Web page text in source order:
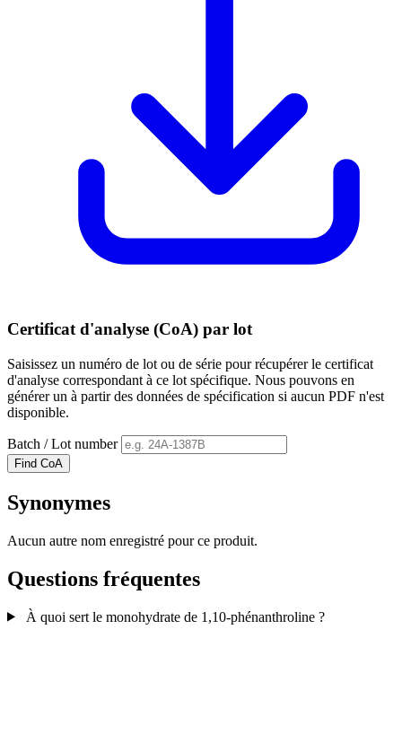
Certificat d'analyse (CoA) par lot
Saisissez un numéro de lot ou de série pour récupérer le certificat
d'analyse correspondant à ce lot spécifique. Nous pouvons en
générer un à partir des données de spécification si aucun PDF n'est
disponible.
Batch / Lot number
Find CoA
Synonymes
Aucun autre nom enregistré pour ce produit.
Questions fréquentes
À quoi sert le monohydrate de 1,10-phénanthroline ?